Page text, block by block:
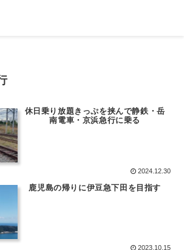
休日乗り放題きっぷを挟んで静鉄・岳
南電車・京浜急行に乗る
2024.12.30
鹿児島の帰りに伊豆急下田を目指す
2023.10.15